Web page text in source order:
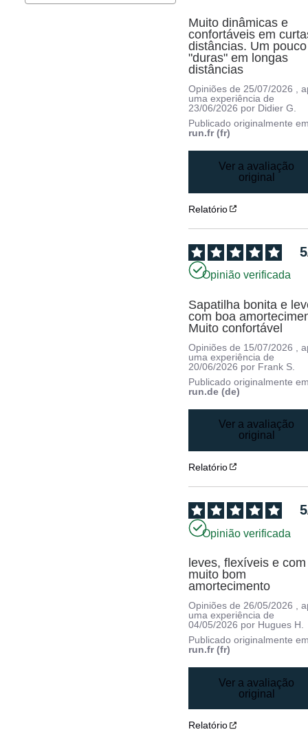
Muito dinâmicas e
confortáveis em
distâncias. Um pouco
"duras" em longas
distâncias
Opiniões de25/07/2026 ,
uma experiência de
23/06/2026 por Didier G.
Publicado originalmente
run.fr (fr)
Ver a avaliação
original
Relatório
5
Opinião verificada
Sapatilha bonita e
com boa
Muito confortável
Opiniões de 15/07/2026
,
uma experiência de
20/06/2026 por Frank S.
Publicado originalmente
run.de (de)
Ver a avaliação
original
Relatório
5
Opinião verificada
leves, flexíveis e com
muito bom
amortecimento
Opiniões de 26/05/2026
,
uma experiência de
04/05/2026 por Hugues H.
Publicado originalmente
run.fr (fr)
Ver a avaliação
original
Relatório